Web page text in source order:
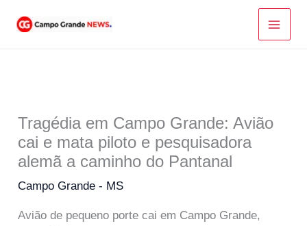
para
Tragédia em Campo Grande: Avião
cai e mata piloto e pesquisadora
alemã a caminho do Pantanal
Campo Grande - MS
Avião de pequeno porte cai em Campo Grande,